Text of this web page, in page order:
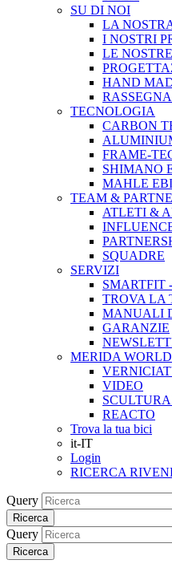
SU DI NOI
LA
I NOSTRI
LE
HAND
TECNOLOGIA
CARBON
FRAME-
SHIMANO
MAHLE
TEAM &
ATLETI &
SQUADRE
SERVIZI
SMARTFIT
TROVA LA
MANUALI
GARANZIE
MERIDA WORLD
VIDEO
REACTO
Trova la tua bici
it-IT
Login
RICERCA
Query
Ricerca
Query
Ricerca